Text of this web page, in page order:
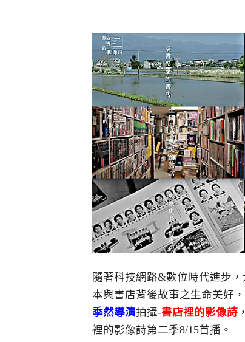
隨著科技網路&數位時代進步
本與書店背後故事之生命美好，
季然導演拍攝-書店裡的影像詩
裡的影像詩第二季8/15首播。